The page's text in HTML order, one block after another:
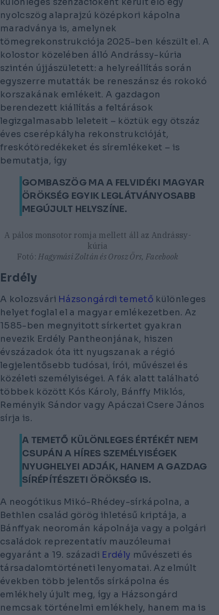
nyolcszög alaprajzú középkori kápolna
maradványa is, amelynek
tömegrekonstrukciója 2025-ben készült el. A
kolostor közelében álló Andrássy-kúria
szintén újjászületett: a helyreállítás során
egyszerre mutatták be reneszánsz és rokokó
korszakának emlékeit. A gazdagon
berendezett kiállítás a feltárások
legizgalmasabb leleteit – köztük egy ötszáz
éves cserépkályha rekonstrukcióját,
freskótöredékeket és síremlékeket – is
bemutatja, így
GOMBASZÖG MA A FELVIDÉKI MAGYAR
ÖRÖKSÉG EGYIK LEGLÁTVÁNYOSABB
MEGÚJULT HELYSZÍNE.
A pálos monsotor romja mellett áll az Andrássy-
kúria
Fotó:Hagymási Zoltán és Orosz Örs, Facebook
Erdély
A kolozsvári Házsongárdi temető különleges
helyet foglal el a magyar emlékezetben. Az
1585-ben megnyitott sírkertet gyakran
nevezik Erdély Pantheonjának, hiszen
évszázadok óta itt nyugszanak a régió
legjelentősebb tudósai, írói, művészei és
közéleti személyiségei. A fák alatt található
többek között Kós Károly, Bánffy Miklós,
Reményik Sándor vagy Apáczai Csere János
sírja is.
A TEMETŐ KÜLÖNLEGES ÉRTÉKÉT NEM
CSUPÁN A HÍRES SZEMÉLYISÉGEK
NYUGHELYEI ADJÁK, HANEM A GAZDAG
SÍRÉPÍTÉSZETI ÖRÖKSÉG IS.
A neogótikus Mikó-Rhédey-sírkápolna, a
Bethlen család görög ihletésű kriptája, a
Bánffyak neoromán kápolnája vagy a polgári
családok reprezentatív mauzóleumai
egyaránt a 19. századi Erdély művészeti és
társadalomtörténeti lenyomatai. Az elmúlt
években több jelentős sírkápolna és
emlékhely újult meg, így a Házsongárd
nemcsak történelmi emlékhely, hanem ma is